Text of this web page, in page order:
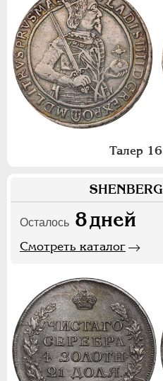
Талер
Осталось 8дней
Смотреть каталог